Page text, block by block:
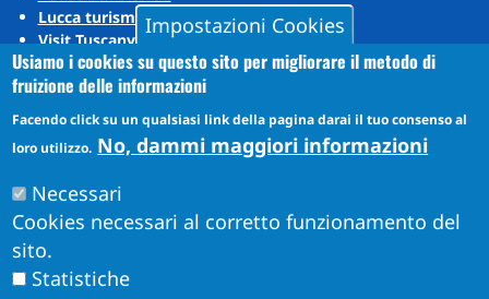
Lucca turismo
Visit Tuscany
Puccini Lands
Social media
YouTube
Impostazioni Cookies
Usiamo i cookies su questo sito per migliorare il metodo di
fruizione delle informazioni
Facendo click su un qualsiasi link della pagina darai il tuo consenso al
loro utilizzo. No, dammi maggiori informazioni
Necessari
Cookies necessari al corretto funzionamento del
sito.
Statistiche